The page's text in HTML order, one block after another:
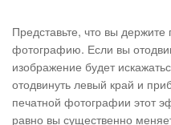
Представьте, что вы
фотографию. Если вы
изображение будет
отодвинуть левый край и
печатной фотографии этот
равно вы существенно